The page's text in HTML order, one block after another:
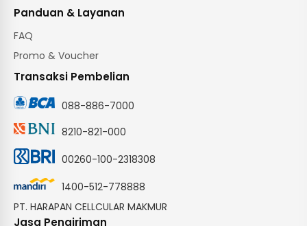
Panduan & Layanan
FAQ
Promo & Voucher
Transaksi Pembelian
088-886-7000
8210-821-000
00260-100-2318308
1400-512-778888
PT. HARAPAN CELLCULAR MAKMUR
Jasa Pengiriman